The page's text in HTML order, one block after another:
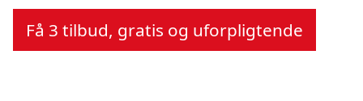
Få 3 tilbud, gratis og uforpligtende